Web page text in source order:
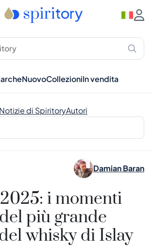
NuovoCollezioniIn vendita
Notizie di SpiritoryAutori
Damian Baran
i momenti
più grande
whisky di Islay